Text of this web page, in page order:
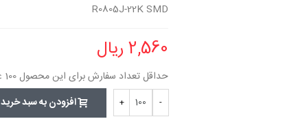
R0805J-22K SMD
2,560 ریال
حداقل تعداد سفارش برای این محصول 100 عدد است.
-
+ افزودن به سبد خرید